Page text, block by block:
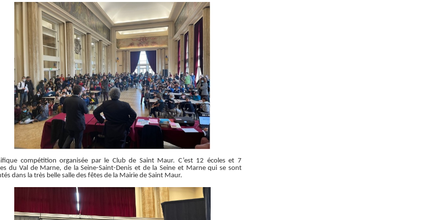
compétition organisée par le Club de Saint Maur. C’est 12 écoles et 7
du Val de Marne, de la Seine-Saint-Denis et de la Seine et Marne qui se sont
dans la très belle salle des fêtes de la Mairie de Saint Maur.